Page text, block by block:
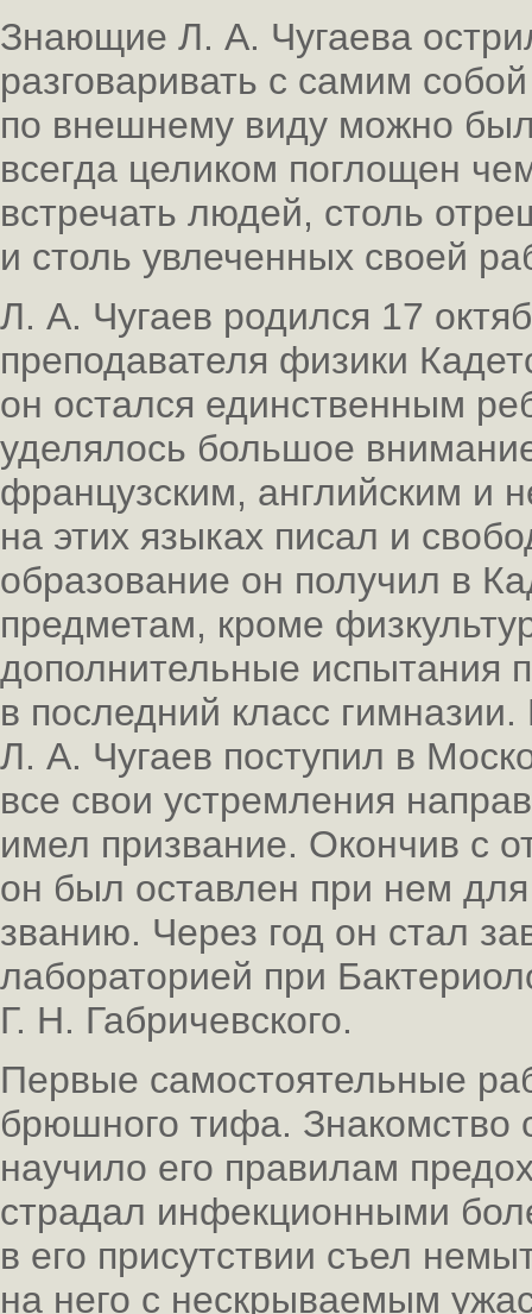
Знающие Л. А. Чугаева
разговаривать с самим
по внешнему виду можно
всегда целиком поглощен
встречать людей, столь
и столь увлеченных своей
Л. А. Чугаев родился 17
преподавателя физики
он остался единственным
уделялось большое
французским, английским и
на этих языках писал и
образование он получил в
предметам, кроме
дополнительные испытания
в последний класс
Л. А. Чугаев поступил в
все свои устремления
имел призвание. Окончив с
он был оставлен при нем
званию. Через год он стал
лабораторией при
Г. Н. Габричевского.
Первые самостоятельные
брюшного тифа. Знакомство
научило его правилам
страдал инфекционными
в его присутствии съел
на него с нескрываемым